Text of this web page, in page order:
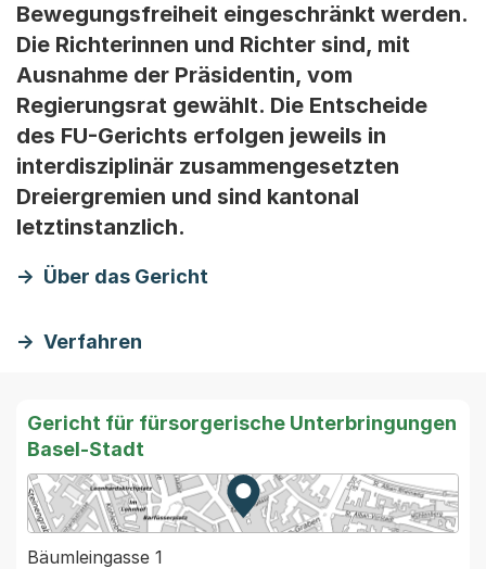
Bewegungsfreiheit eingeschränkt werden.
Die Richterinnen und Richter sind, mit
Ausnahme der Präsidentin, vom
Regierungsrat gewählt. Die Entscheide
des FU-Gerichts erfolgen jeweils in
interdisziplinär zusammengesetzten
Dreiergremien und sind kantonal
letztinstanzlich.
Über das Gericht
Verfahren
Gericht für fürsorgerische Unterbringungen
Basel-Stadt
Zur Karte von MapBS.
Externer Link, wird in einem
Bäumleingasse 1